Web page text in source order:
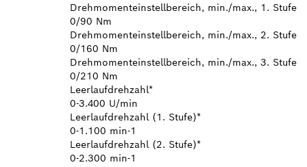
Drehmomenteinstellbereich, min./max., 1. Stufe
0/90 Nm
Drehmomenteinstellbereich, min./max., 2. Stufe
0/160 Nm
Drehmomenteinstellbereich, min./max., 3. Stufe
0/210 Nm
Leerlaufdrehzahl*
0-3.400 U/min
Leerlaufdrehzahl (1. Stufe)*
0-1.100 min-1
Leerlaufdrehzahl (2. Stufe)*
0-2.300 min-1